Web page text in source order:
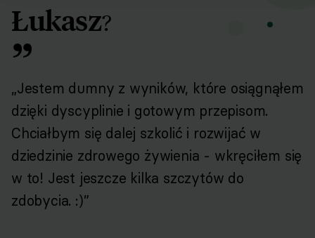
Łukasz?
„Jestem dumny z wyników, które osiągnąłem
dzięki dyscyplinie i gotowym przepisom.
Chciałbym się dalej szkolić i rozwijać w
dziedzinie zdrowego żywienia - wkręciłem się
w to! Jest jeszcze kilka szczytów do
zdobycia. :)”